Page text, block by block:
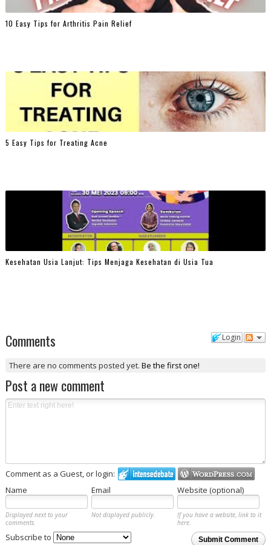
10 Easy Tips for Arthritis Pain Relief
5 Easy Tips for Treating Acne
Kesehatan Usia Lanjut: Tips Menjaga Kesehatan di Usia Tua
Login
Comments
There are no comments posted yet.Be the first one!
Post a new comment
Comment as a Guest, or login:
Name
Email Website (optional)
Displayed next to your
comments.
Not displayed publicly.
If you have a website, link to it
here.
Submit Comment
Subscribe to